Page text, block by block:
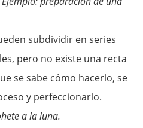
subdividir en series
pero no existe una recta
se sabe cómo hacerlo, se
y perfeccionarlo.
a la luna.